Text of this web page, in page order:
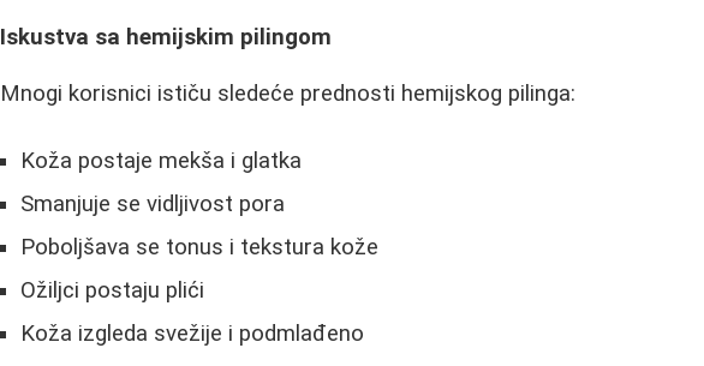
Iskustva sa hemijskim pilingom
Mnogi korisnici ističu sledeće prednosti hemijskog pilinga:
Koža postaje mekša i glatka
Smanjuje se vidljivost pora
Poboljšava se tonus i tekstura kože
Ožiljci postaju plići
Koža izgleda svežije i podmlađeno